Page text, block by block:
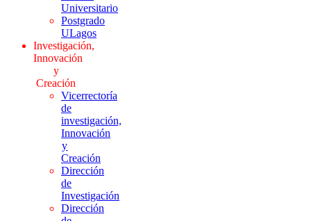
Universitario
Postgrado
ULagos
Investigación,
Innovación
y
Creación
Vicerrectoría
de
investigación,
Innovación
y
Creación
Dirección
de
Investigación
Dirección